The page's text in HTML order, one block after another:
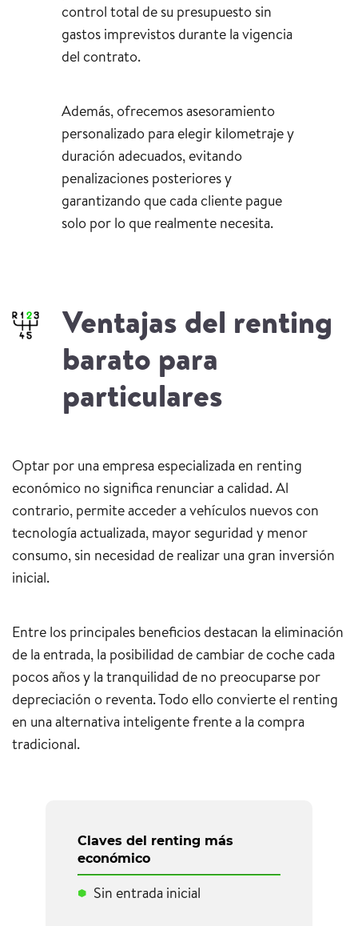
control total de su presupuesto sin
gastos imprevistos durante la vigencia
del contrato.
Además, ofrecemos asesoramiento
personalizado para elegir kilometraje y
duración adecuados, evitando
penalizaciones posteriores y
garantizando que cada cliente pague
solo por lo que realmente necesita.
Ventajas del renting
barato para
particulares
Optar por una empresa especializada en renting
económico no significa renunciar a calidad. Al
contrario, permite acceder a vehículos nuevos con
tecnología actualizada, mayor seguridad y menor
consumo, sin necesidad de realizar una gran inversión
inicial.
Entre los principales beneficios destacan la eliminación
de la entrada, la posibilidad de cambiar de coche cada
pocos años y la tranquilidad de no preocuparse por
depreciación o reventa. Todo ello convierte el renting
en una alternativa inteligente frente a la compra
tradicional.
Claves del renting más
económico
Sin entrada inicial